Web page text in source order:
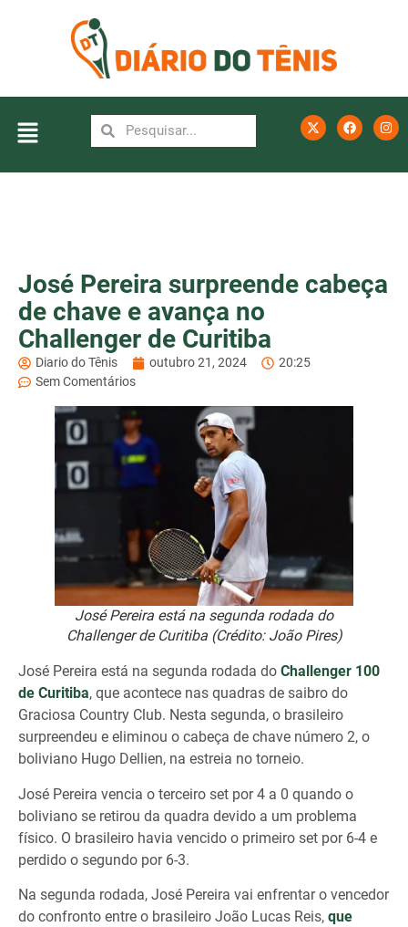
José Pereira surpreende cabeça
de chave e avança no
Challenger de Curitiba
Diario do Tênis outubro 21, 2024
20:25
Sem Comentários
José Pereira está na segunda rodada do
Challenger de Curitiba (Crédito: João Pires)
José Pereira está na segunda rodada do Challenger 100
de Curitiba, que acontece nas quadras de saibro do
Graciosa Country Club. Nesta segunda, o brasileiro
surpreendeu e eliminou o cabeça de chave número 2, o
boliviano Hugo Dellien, na estreia no torneio.
José Pereira vencia o terceiro set por 4 a 0 quando o
boliviano se retirou da quadra devido a um problema
físico. O brasileiro havia vencido o primeiro set por 6-4 e
perdido o segundo por 6-3.
Na segunda rodada, José Pereira vai enfrentar o vencedor
do confronto entre o brasileiro João Lucas Reis, que